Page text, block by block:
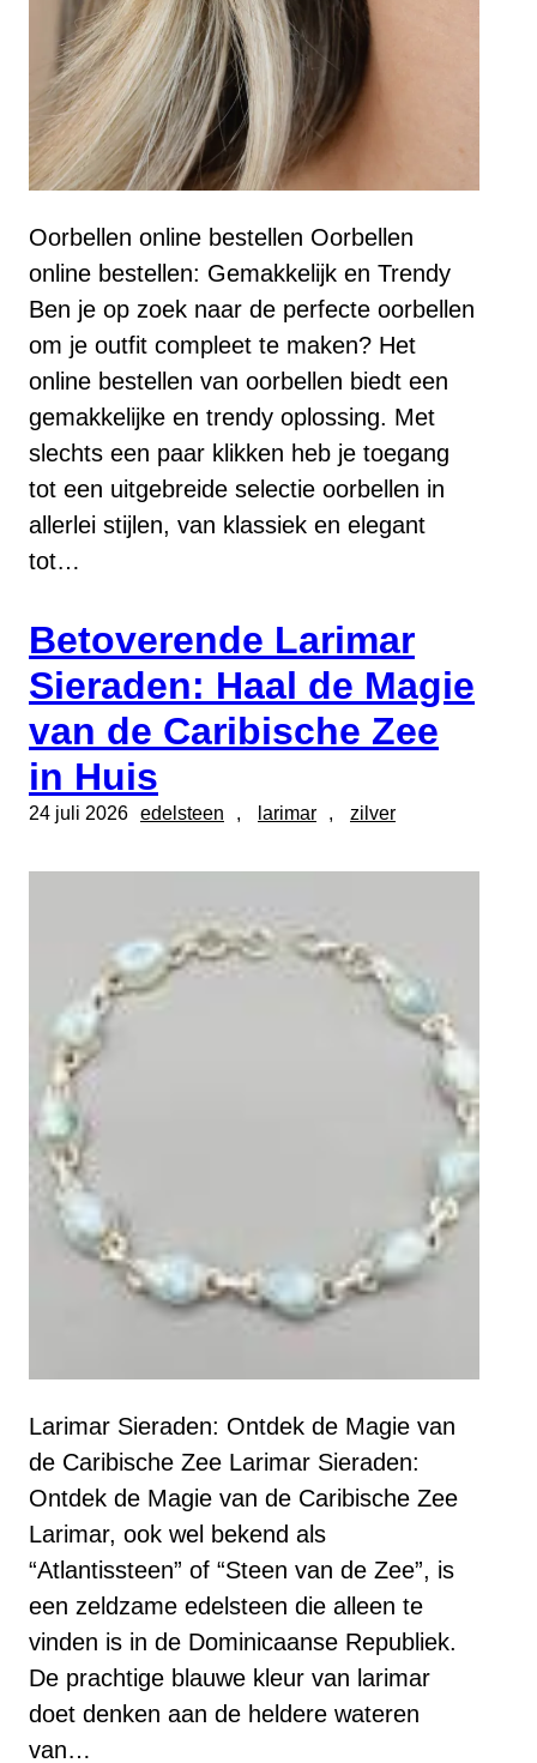
Oorbellen online bestellen Oorbellen
online bestellen: Gemakkelijk en Trendy
Ben je op zoek naar de perfecte oorbellen
om je outfit compleet te maken? Het
online bestellen van oorbellen biedt een
gemakkelijke en trendy oplossing. Met
slechts een paar klikken heb je toegang
tot een uitgebreide selectie oorbellen in
allerlei stijlen, van klassiek en elegant
tot…
Betoverende Larimar
Sieraden: Haal de Magie
van de Caribische Zee
in Huis
24 juli 2026 edelsteen , larimar , zilver
Larimar Sieraden: Ontdek de Magie van
de Caribische Zee Larimar Sieraden:
Ontdek de Magie van de Caribische Zee
Larimar, ook wel bekend als
“Atlantissteen” of “Steen van de Zee”, is
een zeldzame edelsteen die alleen te
vinden is in de Dominicaanse Republiek.
De prachtige blauwe kleur van larimar
doet denken aan de heldere wateren
van…